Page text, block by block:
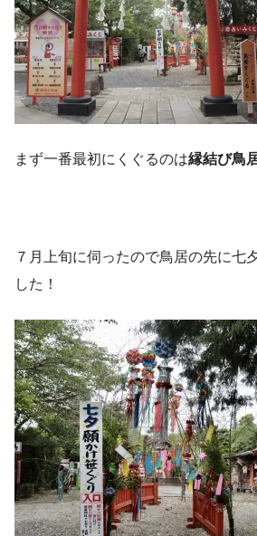
まず一番最初にくぐるのは縁結び鳥
７月上旬に伺ったので鳥居の先に七
した！